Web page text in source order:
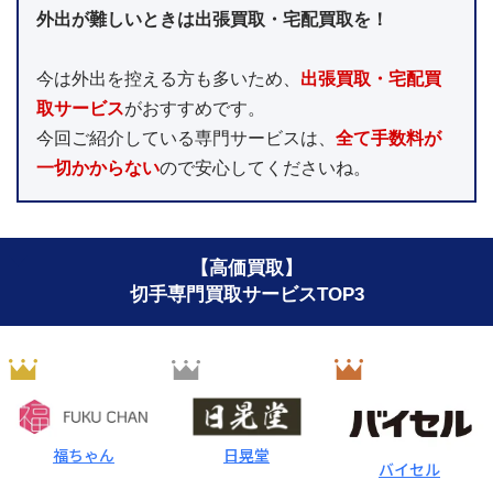
外出が難しいときは出張買取・宅配買取を！
今は外出を控える方も多いため、 出張買取・宅配買
取サービスがおすすめです。
今回ご紹介している専門サービスは、 全て手数料が
一切かからないので安心してくださいね。
【高価買取】
切手専門買取サービスTOP3
福ちゃん 日晃堂
バイセル